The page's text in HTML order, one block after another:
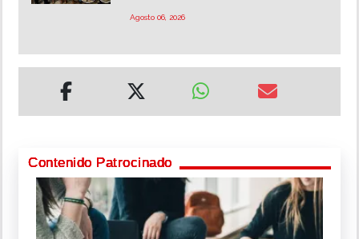
Agosto 06, 2026
Contenido Patrocinado